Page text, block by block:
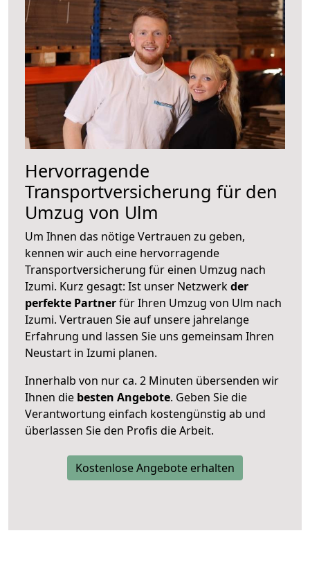
Hervorragende
Transportversicherung für den
Umzug von Ulm
Um Ihnen das nötige Vertrauen zu geben,
kennen wir auch eine hervorragende
Transportversicherung für einen Umzug nach
Izumi. Kurz gesagt: Ist unser Netzwerkder
perfekte Partnerfür Ihren Umzug von Ulm nach
Izumi. Vertrauen Sie auf unsere jahrelange
Erfahrung und lassen Sie uns gemeinsam Ihren
Neustart in Izumi planen.
Innerhalb von nur ca. 2 Minuten übersenden wir
Ihnen die besten Angebote. Geben Sie die
Verantwortung einfach kostengünstig ab und
überlassen Sie den Profis die Arbeit.
Kostenlose Angebote erhalten